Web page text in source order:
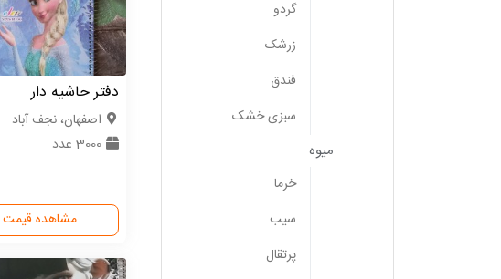
دفتر حاشیه دار
اصفهان، نجف آباد
3000 عدد
مشاهده قیمت
گردو
زرشک
فندق
سبزی خشک
میوه
خرما
سیب
پرتقال